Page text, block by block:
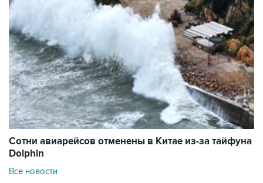
Сотни авиарейсов отменены в Китае из-за тайфуна
Dolphin
Все новости